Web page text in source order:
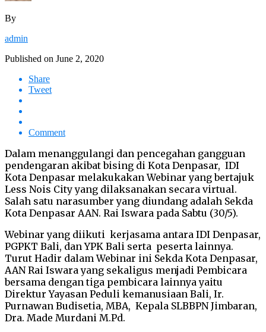
By
admin
Published on June 2, 2020
Share
Tweet
Comment
Dalam menanggulangi dan pencegahan gangguan
pendengaran akibat bising di Kota Denpasar, IDI
Kota Denpasar melakukakan Webinar yang bertajuk
Less Nois City yang dilaksanakan secara virtual.
Salah satu narasumber yang diundang adalah Sekda
Kota Denpasar AAN. Rai Iswara pada Sabtu (30/5).
Webinar yang diikuti kerjasama antara IDI Denpasar,
PGPKT Bali, dan YPK Bali serta peserta lainnya.
Turut Hadir dalam Webinar ini Sekda Kota Denpasar,
AAN Rai Iswara yang sekaligus menjadi Pembicara
bersama dengan tiga pembicara lainnya yaitu
Direktur Yayasan Peduli kemanusiaan Bali, Ir.
Purnawan Budisetia, MBA, Kepala SLBBPN Jimbaran,
Dra. Made Murdani M.Pd.